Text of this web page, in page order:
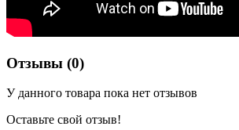
Отзывы (0)
У данного товара пока нет отзывов
Оставьте свой отзыв!